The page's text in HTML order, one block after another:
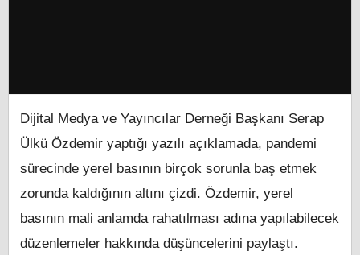
Dijital Medya ve Yayıncılar Derneği Başkanı Serap
Ülkü Özdemir yaptığı yazılı açıklamada, pandemi
sürecinde yerel basının birçok sorunla baş etmek
zorunda kaldığının altını çizdi. Özdemir, yerel
basının mali anlamda rahatılması adına yapılabilecek
düzenlemeler hakkında düşüncelerini paylaştı.